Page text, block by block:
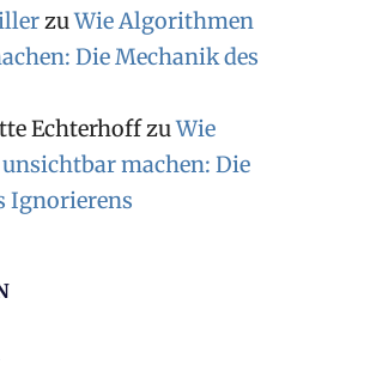
zuWie Algorithmen
Die Mechanik des
EchterhoffzuWie
machen: Die
Ignorierens